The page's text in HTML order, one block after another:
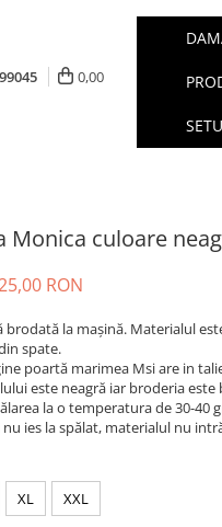
0,00
Monica culoare
RON
la maşină. Materialul
spate.
poartă marimea Msi are in
este neagră iar broderia este
la o temperatura de 30-40
ies la spălat, materialul nu
XL XXL